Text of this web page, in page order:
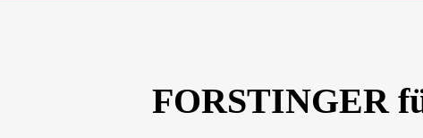
FORSTINGER